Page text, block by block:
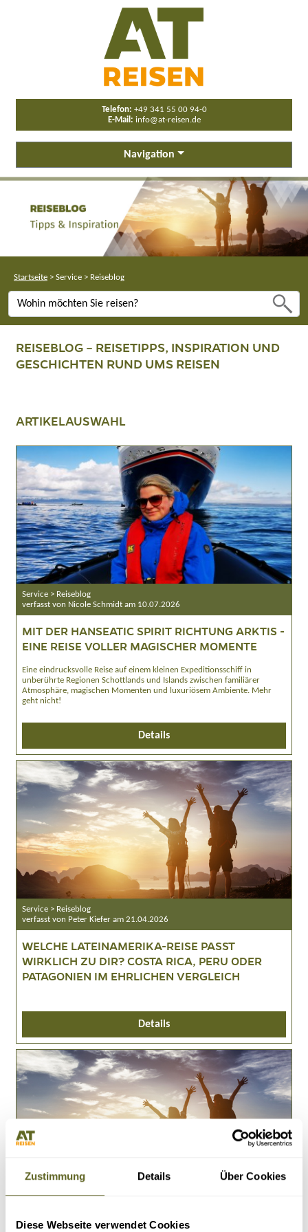
Zustimmung Details Über Cookies
Diese Webseite verwendet Cookies
Telefon: +49 341 55 00 94-0
E-Mail: info@at-reisen.de
Navigation
Startseite > Service > Reiseblog
REISEBLOG – REISETIPPS, INSPIRATION UND
GESCHICHTEN RUND UMS REISEN
ARTIKELAUSWAHL
Service > Reiseblog
verfasst von Nicole Schmidt am 10.07.2026
MIT DER HANSEATIC SPIRIT RICHTUNG ARKTIS -
EINE REISE VOLLER MAGISCHER MOMENTE
Eine eindrucksvolle Reise auf einem kleinen Expeditionsschiff in
unberührte Regionen Schottlands und Islands zwischen familiärer
Atmosphäre, magischen Momenten und luxuriösem Ambiente. Mehr
geht nicht!
Details
Service > Reiseblog
verfasst von Peter Kiefer am 21.04.2026
WELCHE LATEINAMERIKA-REISE PASST
WIRKLICH ZU DIR? COSTA RICA, PERU ODER
PATAGONIEN IM EHRLICHEN VERGLEICH
Details
Service > Reiseblog